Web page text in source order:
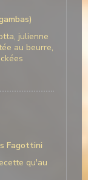
julienne
au beurre,
Fagottini
qu'au